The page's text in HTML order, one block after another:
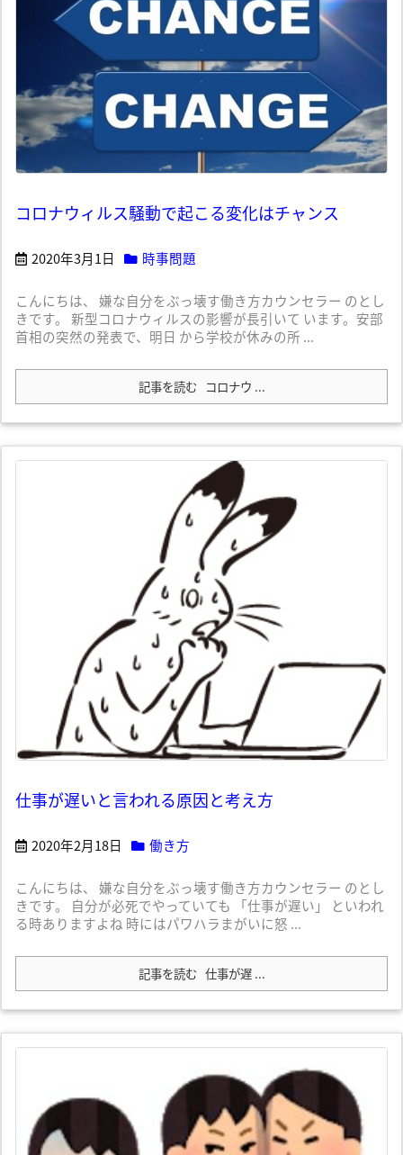
コロナウィルス騒動で起こる変化はチャンス
2020年3月1日 時事問題
こんにちは、 嫌な自分をぶっ壊す働き方カウンセラー のとし
きです。 新型コロナウィルスの影響が長引いて います。安部
首相の突然の発表で、明日 から学校が休みの所 ...
記事を読む コロナウ ...
仕事が遅いと言われる原因と考え方
2020年2月18日 働き方
こんにちは、 嫌な自分をぶっ壊す働き方カウンセラー のとし
きです。 自分が必死でやっていても 「仕事が遅い」 といわれ
る時ありますよね 時にはパワハラまがいに怒 ...
記事を読む 仕事が遅 ...